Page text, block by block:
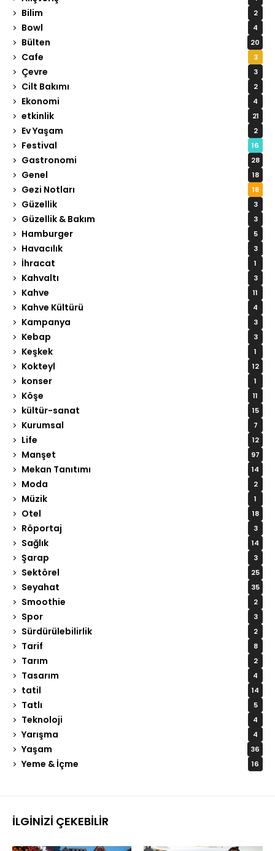
Bilim 2
Bowl 4
Bülten 20
Cafe 3
Çevre 3
Cilt Bakımı 2
Ekonomi 4
etkinlik 21
Ev Yaşam 2
Festival 16
Gastronomi 28
Genel 18
Gezi Notları 18
Güzellik 3
Güzellik & Bakım 3
Hamburger 5
Havacılık 3
İhracat 1
Kahvaltı 3
Kahve 11
Kahve Kültürü 4
Kampanya 3
Kebap 3
Keşkek 1
Kokteyl 12
konser 1
Köşe 11
kültür-sanat 15
Kurumsal 7
Life 12
Manşet 97
Mekan Tanıtımı 14
Moda 2
Müzik 1
Otel 18
Röportaj 3
Sağlık 14
Şarap 3
Sektörel 25
Seyahat 35
Smoothie 2
Spor 3
Sürdürülebilirlik 2
Tarif 8
Tarım 2
Tasarım 4
tatil 14
Tatlı 5
Teknoloji 4
Yarışma 4
Yaşam 36
Yeme & İçme 16
İLGINIZI ÇEKEBILIR